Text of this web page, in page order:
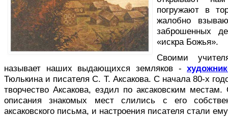
погружают в
жалобно
заброшенных
«искра Божья».
Своими
называет наших выдающихся земляков -
Тюлькина и писателя С. Т. Аксакова. С начала 80-х
творчество Аксакова, ездил по аксаковским
описания знакомых мест слились с его
аксаковского письма, и настроения писателя стали